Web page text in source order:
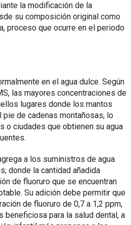
la modificación de la
su composición original como
proceso que ocurre en el periodo
en el agua dulce. Según
las mayores concentraciones de
lugares donde los mantos
de cadenas montañosas, lo
o ciudades que obtienen su agua
a los suministros de agua
donde la cantidad añadida
de fluoruro que se encuentran
Su adición debe permitir que
de fluoruro de 0,7 a 1,2 ppm,
beneficiosa para la salud dental, a